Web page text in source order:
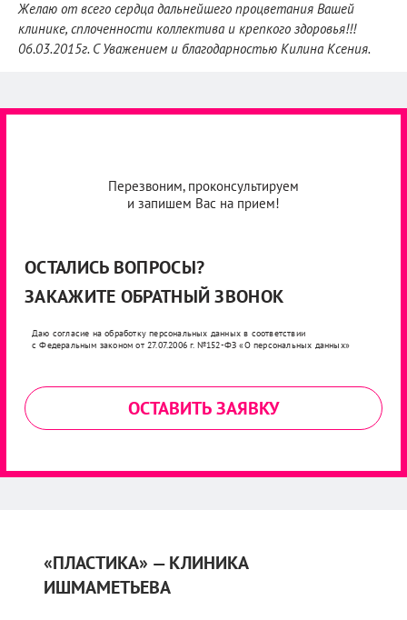
Желаю от всего сердца дальнейшего процветания Вашей
клинике, сплоченности коллектива и крепкого здоровья!!!
06.03.2015г. С Уважением и благодарностью Килина Ксения.
Перезвоним, проконсультируем
и запишем Вас на прием!
ОСТАЛИСЬ ВОПРОСЫ?
ЗАКАЖИТЕ ОБРАТНЫЙ ЗВОНОК
Даю согласие на обработку персональных данных в соответствии
с Федеральным законом от 27.07.2006 г. №152-ФЗ «О персональных данных»
ОСТАВИТЬ ЗАЯВКУ
«ПЛАСТИКА» — КЛИНИКА
ИШМАМЕТЬЕВА